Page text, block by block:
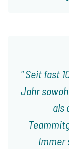
Seit fast
Jahr
als
Immer